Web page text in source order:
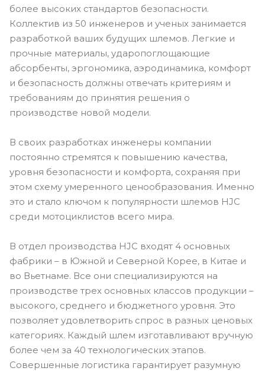
более высоких стандартов безопасности.
Коллектив из 50 инженеров и ученых занимается
разработкой ваших будущих шлемов. Легкие и
прочные материалы, ударопоглощающие
абсорбенты, эргономика, аэродинамика, комфорт
и безопасность должны отвечать критериям и
требованиям до принятия решения о
производстве новой модели.
В своих разработках инженеры компании
постоянно стремятся к повышению качества,
уровня безопасности и комфорта, сохраняя при
этом схему умеренного ценообразования. Именно
это и стало ключом к популярности шлемов HJC
среди мотоциклистов всего мира.
В отдел производства HJC входят 4 основных
фабрики – в Южной и Северной Корее, в Китае и
во Вьетнаме. Все они специализируются на
производстве трех основных классов продукции –
высокого, среднего и бюджетного уровня. Это
позволяет удовлетворить спрос в разных ценовых
категориях. Каждый шлем изготавливают вручную
более чем за 40 технологических этапов.
Совершенные логистика гарантирует разумную